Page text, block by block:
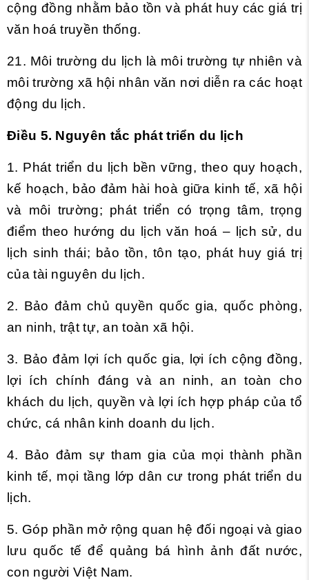
cộng đồng nhằm bảo tồn và phát huy các giá trị
văn hoá truyền thống.
21. Môi trường du lịch là môi trường tự nhiên và
môi trường xã hội nhân văn nơi diễn ra các hoạt
động du lịch.
Điều 5. Nguyên tắc phát triển du lịch
1. Phát triển du lịch bền vững, theo quy hoạch,
kế hoạch, bảo đảm hài hoà giữa kinh tế, xã hội
và môi trường; phát triển có trọng tâm, trọng
điểm theo hướng du lịch văn hoá – lịch sử, du
lịch sinh thái; bảo tồn, tôn tạo, phát huy giá trị
của tài nguyên du lịch.
2. Bảo đảm chủ quyền quốc gia, quốc phòng,
an ninh, trật tự, an toàn xã hội.
3. Bảo đảm lợi ích quốc gia, lợi ích cộng đồng,
lợi ích chính đáng và an ninh, an toàn cho
khách du lịch, quyền và lợi ích hợp pháp của tổ
chức, cá nhân kinh doanh du lịch.
4. Bảo đảm sự tham gia của mọi thành phần
kinh tế, mọi tầng lớp dân cư trong phát triển du
lịch.
5. Góp phần mở rộng quan hệ đối ngoại và giao
lưu quốc tế để quảng bá hình ảnh đất nước,
con người Việt Nam.